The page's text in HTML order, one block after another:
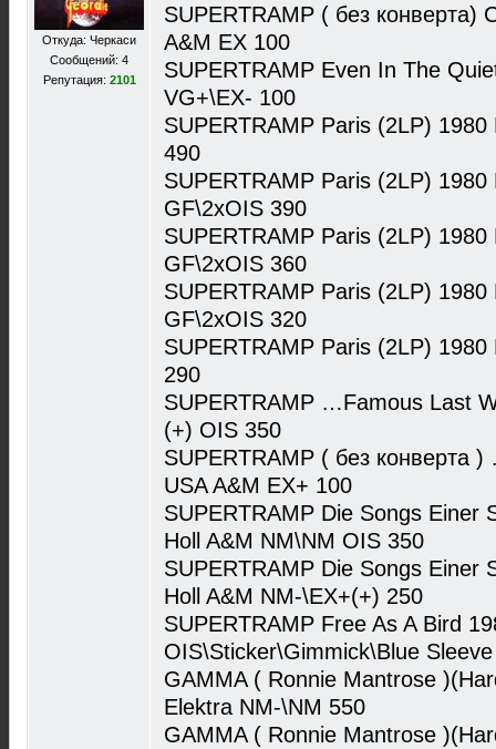
Откуда: Черкаси
Сообщений: 4
Репутация: 2101
SUPERTRAMP ( без конверта)
A&M EX 100
SUPERTRAMP Even In The
VG+\EX- 100
SUPERTRAMP Paris (2LP)
490
SUPERTRAMP Paris (2LP)
GF\2xOIS 390
SUPERTRAMP Paris (2LP)
GF\2xOIS 360
SUPERTRAMP Paris (2LP)
GF\2xOIS 320
SUPERTRAMP Paris (2LP)
290
SUPERTRAMP …Famous Last
(+) OIS 350
SUPERTRAMP ( без
USA A&M EX+ 100
SUPERTRAMP Die Songs Einer
Holl A&M NM\NM OIS 350
SUPERTRAMP Die Songs Einer
Holl A&M NM-\EX+(+) 250
SUPERTRAMP Free As A Bird
OIS\Sticker\Gimmick\Blue
GAMMA ( Ronnie Mantrose
Elektra NM-\NM 550
GAMMA ( Ronnie Mantrose